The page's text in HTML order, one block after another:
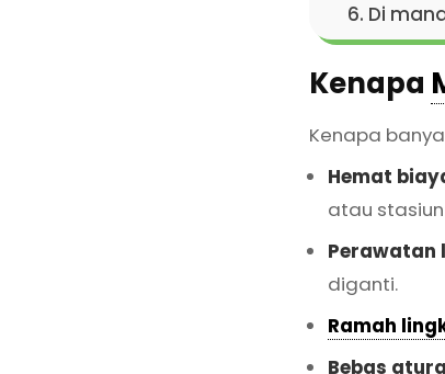
6. Di
Kenapa
Kenapa
Hemat
atau
Perawatan
diganti.
Ramah
Bebas